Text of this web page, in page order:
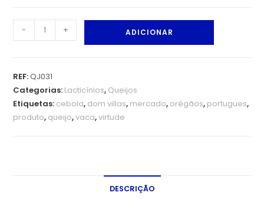
- + ADICIONAR
REF:QJ031
Categorias: Lacticínios, Queijos
Etiquetas: cebola, dom villas, mercado, orégãos, portugues,
produto, queijo,vaca,virtude
DESCRIÇÃO